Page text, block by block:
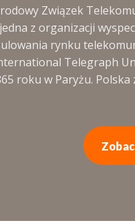
Związek
z organizacji
rynku
Telegraph
roku w Paryżu. Polska